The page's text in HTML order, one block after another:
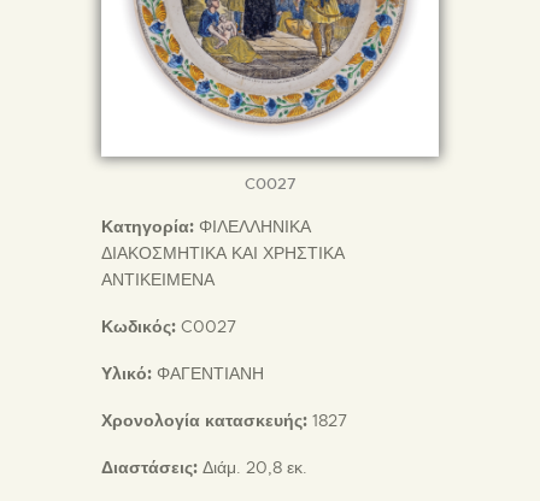
C0027
Κατηγορία: ΦΙΛΕΛΛΗΝΙΚΑ
ΔΙΑΚΟΣΜΗΤΙΚΑ ΚΑΙ ΧΡΗΣΤΙΚΑ
ΑΝΤΙΚΕΙΜΕΝΑ
Κωδικός: C0027
Υλικό: ΦΑΓΕΝΤΙΑΝΗ
Χρονολογία κατασκευής: 1827
Διαστάσεις: Διάμ. 20,8 εκ.